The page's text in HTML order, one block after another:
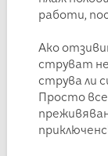
работи,
Ако
струват
струва ли
Просто